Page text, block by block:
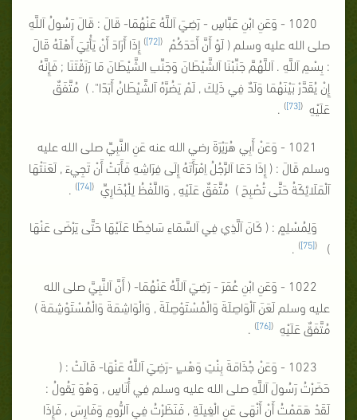
1020 - وَعَنِ ابْنِ عَبَّاسٍ - رَضِيَ اَللَّهُ عَنْهُمَا- قَالَ : قَالَ رَسُولُ اَللَّهِ
صلى الله عليه وسلم ( لَوْ أَنَّ أَحَدَكُمْ (
[72]
) إِذَا أَرَادَ أَنْ يَأْتِيَ أَهْلَهُ قَالَ
: بِسْمِ اَللَّهِ . اَللَّهُمَّ جَنِّبْنَا اَلشَّيْطَانَ وَجَنِّبِ الشَّيْطَانَ مَا رَزَقْتَنَا ; فَإِنَّهُ
إِنْ يُقَدَّرْ بَيْنَهُمَا وَلَدٌ فِي ذَلِكَ , لَمْ يَضُرَّهُ اَلشَّيْطَانُ أَبَدًا". ) مُتَّفَقٌ
عَلَيْهِ (
[73]
)
.
1021 - وَعَنْ أَبِي هُرَيْرَةَ رضي الله عنه عَنِ النَّبِيِّ صلى الله عليه
وسلم قَالَ : ( إِذَا دَعَا اَلرَّجُلُ اِمْرَأَتَهُ إِلَى فِرَاشِهِ فَأَبَتْ أَنْ تَجِيءَ , لَعَنَتْهَا
اَلْمَلَائِكَةُ حَتَّى تُصْبِحَ ) مُتَّفَقٌ عَلَيْهِ , وَاللَّفْظُ لِلْبُخَارِيِّ (
[74]
)
.
وَلِمُسْلِمٍ : ( كَانَ اَلَّذِي فِي اَلسَّمَاءِ سَاخِطًا عَلَيْهَا حَتَّى يَرْضَى عَنْهَا
)
(
[75]
)
.
1022 - وَعَنِ ابْنِ عُمَرَ - رَضِيَ اَللَّهُ عَنْهُمَا- ( أَنَّ اَلنَّبِيَّ صلى الله
عليه وسلم لَعَنَ اَلْوَاصِلَةَ وَالْمُسْتَوْصِلَةَ , وَالْوَاشِمَةَ وَالْمُسْتَوْشِمَةَ )
مُتَّفَقٌ عَلَيْهِ (
[76]
)
.
1023 - وَعَنْ جُذَامَةَ بِنْتِ وَهْبٍ -رَضِيَ اَللَّهُ عَنْهَا- قَالَتْ : (
حَضَرْتُ رَسُولَ اَللَّهِ صلى الله عليه وسلم فِي أُنَاسٍ , وَهُوَ يَقُولُ :
لَقَدْ هَمَمْتُ أَنْ أَنْهَى عَنِ الْغِيلَةِ , فَنَظَرْتُ فِي اَلرُّومِ وَفَارِسَ , فَإِذَا